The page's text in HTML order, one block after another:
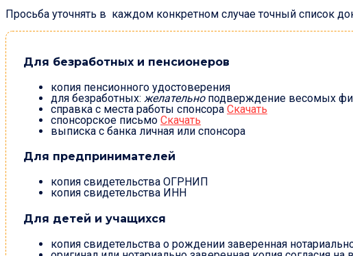
Просьба уточнять в каждом конкретном случае точный список
Для безработных и пенсионеров
копия пенсионного удостоверения
для безработных: желательноподверждение весомых
справка с места работы спонсора Скачать
спонсорское письмо Скачать
выписка с банка личная или спонсора
Для предпринимателей
копия свидетельства ОГРНИП
копия свидетельства ИНН
Для детей и учащихся
копия свидетельства о рождении заверенная